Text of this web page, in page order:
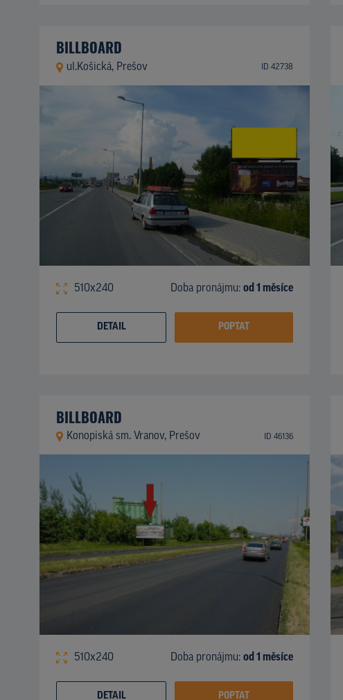
BILLBOARD
ul.Košická, Prešov ID 42738
510x240 Doba pronájmu: od 1 měsíce
DETAIL POPTAT
BILLBOARD
Konopiská sm. Vranov, Prešov ID 46136
510x240 Doba pronájmu: od 1 měsíce
DETAIL POPTAT